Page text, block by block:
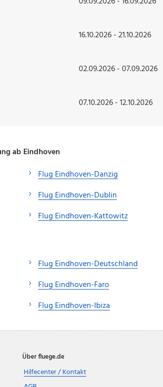
16.10.2026 - 21.10.2026
02.09.2026 - 07.09.2026
07.10.2026 - 12.10.2026
ab Eindhoven
Flug Eindhoven-Danzig
Flug Eindhoven-Dublin
Flug Eindhoven-Kattowitz
Flug Eindhoven-Deutschland
Flug Eindhoven-Faro
Flug Eindhoven-Ibiza